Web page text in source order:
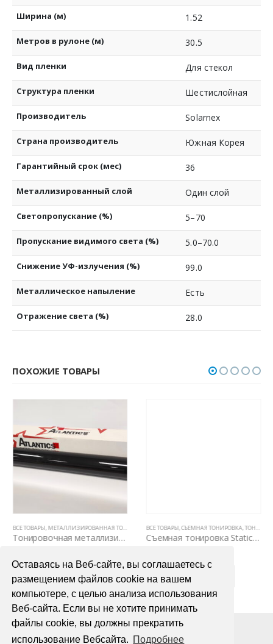
Оставаясь на Веб-сайте, вы соглашаетесь с
размещением файлов cookie на вашем
компьютере, с целью анализа использования
Веб-сайта. Если вы не хотите принимать
файлы cookie, вы должны прекратить
использование Вебсайта. Подробнее
Ширина (м) 1.52
Метров в рулоне (м) 30.5
Вид пленки Для стекол
Структура пленки Шестислойная
Производитель Solarnex
Страна производитель Южная Корея
Гарантийный срок (мес) 36
Металлизированный слой Один слой
Светопропускание (%) 5–70
Пропускание видимого света (%) 5.0–70.0
Снижение УФ-излучения (%) 99.0
Металлическое напыление Есть
Отражение света (%) 28.0
ПОХОЖИЕ ТОВАРЫ
И АТЕРМАЛЬНАЯ ТОНИРОВКА
ВСЕ ТОВАРЫ,МЕТАЛЛИЗИРОВАННАЯ ТОНИРОВКА (5 ЛЕТ) ,ТОНИРОВОЧНЫЕ ПЛЕНКИ
Тонировочная металлизированная пленка Atlantics Classic 15% (рулон 1,52 х 30.5м)
В КОРЗИНУ
ВСЕ ТОВАРЫ,СЪЕМНАЯ ТОНИРОВКА,ТОНИРОВОЧНЫЕ ПЛЕНКИ
Съемная тонировка Static PRO 15%
В КОРЗИНУ